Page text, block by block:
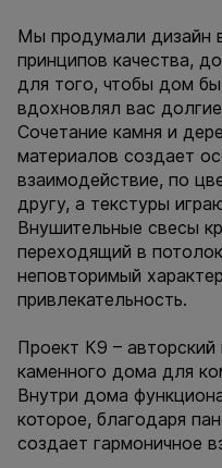
Мы продумали дизайн
принципов качества,
для того, чтобы дом
вдохновлял вас
Сочетание камня и
материалов создает
взаимодействие, по
другу, а текстуры
Внушительные свесы
переходящий в
неповторимый
привлекательность.
Проект К9 –
каменного дома для
Внутри дома
которое, благодаря
создает гармоничное